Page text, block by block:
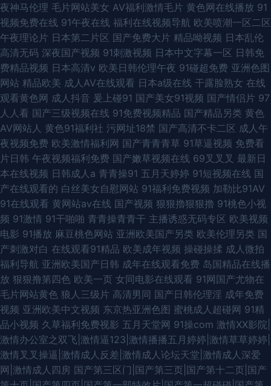
夜神马伦理 毛片网站美女 AV福利激情毛片 黄色网在线播放 91
视频免费在线 91午夜在线 福利在线视频导航 欧美喷潮一区二区
午夜理论片 日本第二片区 国产免费大片 精品呦视频 日本乱伦
高清无码 深夜国产视频 91刺激视频 日本中文字幕一区 日韩免
费精品视频 日本高清v 欧美日韩伦理午夜 91碰超免费 亚洲色图
网站 精品欧美 成人AV在线观看 日本a级在线 干露脸熟女 在线
观看黄色网 成人抖音 爰上碰91 国产美女91视频 国产情侣片 97
人人看 国产三级视频在线 91免费视频精品 国产精品另类 黄色
AV网站人 黄色91福利社 污网址18禁 国产高清不卡二区 成人午
夜视频免费 欧美激情福利网 国产青青青草 91草逼视频 免费看
片日韩 午夜视频福利免费 国产嫩草视频在线 69叉叉叉 最新日
本在线视频 日韩成人a 青青操91 五月天婷婷 91短视频在线 国
产在线观看的 白丝美女自慰网站 91福利免费视频 加勒比91AV
91在线观看 黄网站av在线 国产视频 狠狠擼狠狠擼 91桃色小视
频 91激情 91干啪啪 青青操青青干 主播诱惑无码专区 欧美视频
电影 91播放 麻豆桃色网站 亚洲欧美国产另类 欧美伦理另类 国
产刺激对白 在线观看91精品 欧美成年视频 操碰操揉 成人微拍
福利导航 亚洲欧美国产日韩 成年在线观看免费 岛国精品在线播
放 狠狠撸第四色 欧美一页 女同电影在线观看 91网国产尤物在
毛片网站黄色 狼人三级片 高清男同 国产日韩伦理淫 成年免费
视频 亚洲欧美中文视频 东京热亚洲色图 蜜桃成人超碰网 91精
品小视频 久草福利免费视影 五月天堂网 91操com 激情XX影院|
激情办公室之双飞|激情逼123|激情播播五月婷婷|激情草草婷婷|
激情叉叉操逼|激情成人反差|激情成人论坛天堂|激情成人深爱
网|激情成人四房 国产第三区门|国产第三页|国产第十二页|国产